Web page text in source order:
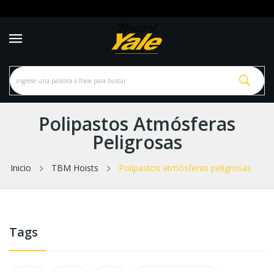
Polipastos Atmósferas
Peligrosas
Inicio TBM Hoists Polipastos atmósferas peligrosas
Tags